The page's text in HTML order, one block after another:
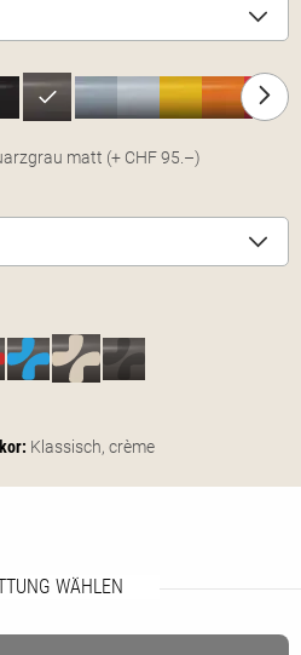
matt (+ CHF 95.–)
Klassisch, crème
WÄHLEN